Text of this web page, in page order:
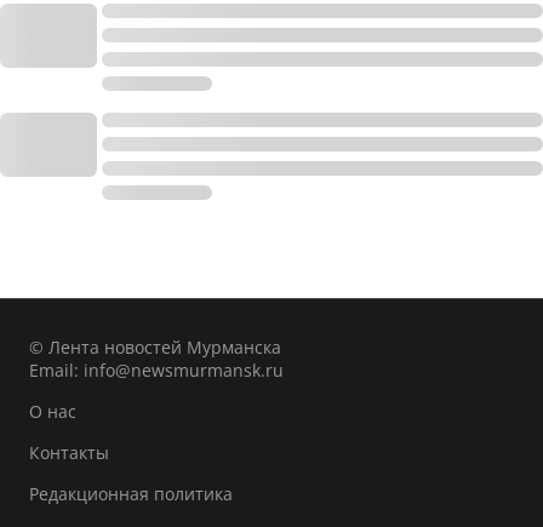
© Лента новостей Мурманска
Email: info@newsmurmansk.ru
О нас
Контакты
Редакционная политика